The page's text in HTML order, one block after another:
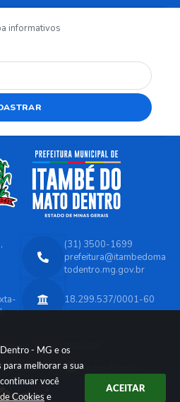
- MG e os
para melhorar a sua
você
Cookies e
ACEITAR
informativos
(31) 3500-1699
prefeitura@itambedoma
todentro.mg.gov.br
18.299.537/0001-60
3.5.3 - 19/06/2026
04/08/2026 11:17 Dados Abertos